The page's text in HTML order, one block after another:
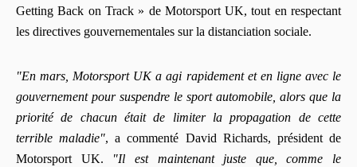
Getting Back on Track » de Motorsport UK, tout en respectant
les directives gouvernementales sur la distanciation sociale.
"En mars, Motorsport UK a agi rapidement et en ligne avec le
gouvernement pour suspendre le sport automobile, alors que la
priorité de chacun était de limiter la propagation de cette
terrible maladie", a commenté David Richards, président de
Motorsport UK.
"Il est maintenant juste que, comme le